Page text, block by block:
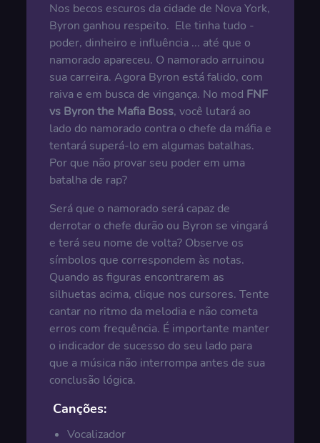
Nos becos escuros da cidade de Nova York,
Byron ganhou respeito. Ele tinha tudo -
poder, dinheiro e influência ... até que o
namorado apareceu. O namorado arruinou
sua carreira. Agora Byron está falido, com
raiva e em busca de vingança. No mod FNF
vs Byron the Mafia Boss, você lutará ao
lado do namorado contra o chefe da máfia e
tentará superá-lo em algumas batalhas.
Por que não provar seu poder em uma
batalha de rap?
Será que o namorado será capaz de
derrotar o chefe durão ou Byron se vingará
e terá seu nome de volta? Observe os
símbolos que correspondem às notas.
Quando as figuras encontrarem as
silhuetas acima, clique nos cursores. Tente
cantar no ritmo da melodia e não cometa
erros com frequência. É importante manter
o indicador de sucesso do seu lado para
que a música não interrompa antes de sua
conclusão lógica.
Canções:
Vocalizador